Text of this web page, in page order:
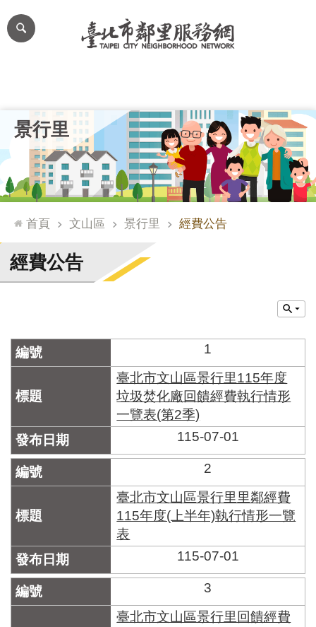
跳到主要內容區塊
網
站
台
通
臺
北
市
門
牌
合
檢
系
統
文
化
文
資
產
臺
北
景行里
首頁 文山區 景行里 經費公告
經費公告
1
臺北市文山區景行里115年度
垃圾焚化廠回饋經費執行情形
一覽表(第2季)
115-07-01
2
臺北市文山區景行里里鄰經費
115年度(上半年)執行情形一覽
表
115-07-01
3
臺北市文山區景行里回饋經費